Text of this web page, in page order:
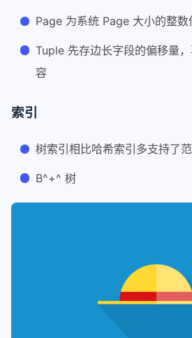
Page 为系统 Page 大小的整数
Tuple 先存边长字段的偏移量
容
索引
树索引相比哈希索引多支持了
B^+^ 树